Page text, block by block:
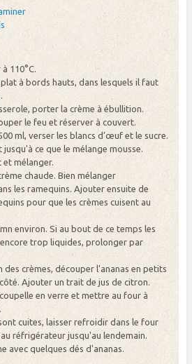
110°C.
à bords hauts, dans lesquels il faut
porter la crème à ébullition.
le feu et réserver à couvert.
ml, verser les blancs d’œuf et le sucre.
ce que le mélange mousse.
et mélanger.
chaude. Bien mélanger
les ramequins. Ajouter ensuite de
pour que les crèmes cuisent au
environ. Si au bout de ce temps les
trop liquides, prolonger par
des crèmes, découper l'ananas en petits
Ajouter un trait de jus de citron.
en verre et mettre au four à
cuites, laisser refroidir dans le four
réfrigérateur jusqu'au lendemain.
avec quelques dés d'ananas.